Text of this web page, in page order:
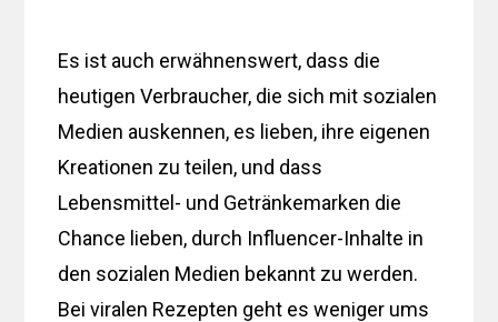
Es ist auch erwähnenswert, dass die
heutigen Verbraucher, die sich mit sozialen
Medien auskennen, es lieben, ihre eigenen
Kreationen zu teilen, und dass
Lebensmittel- und Getränkemarken die
Chance lieben, durch Influencer-Inhalte in
den sozialen Medien bekannt zu werden.
Bei viralen Rezepten geht es weniger ums